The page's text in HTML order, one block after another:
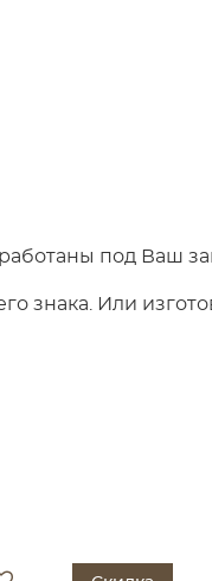
под Ваш
знака. Или